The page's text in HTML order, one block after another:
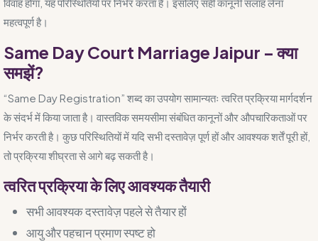
महत्वपूर्ण है।
Same Day Court Marriage Jaipur – क्या
समझें?
“Same Day Registration” शब्द का उपयोग सामान्यतः त्वरित प्रक्रिया मार्गदर्शन
के संदर्भ में किया जाता है। वास्तविक समयसीमा संबंधित कानूनों और औपचारिकताओं पर
निर्भर करती है। कुछ परिस्थितियों में यदि सभी दस्तावेज़ पूर्ण हों और आवश्यक शर्तें पूरी हों,
तो प्रक्रिया शीघ्रता से आगे बढ़ सकती है।
त्वरित प्रक्रिया के लिए आवश्यक तैयारी
सभी आवश्यक दस्तावेज़ पहले से तैयार हों
आयु और पहचान प्रमाण स्पष्ट हो